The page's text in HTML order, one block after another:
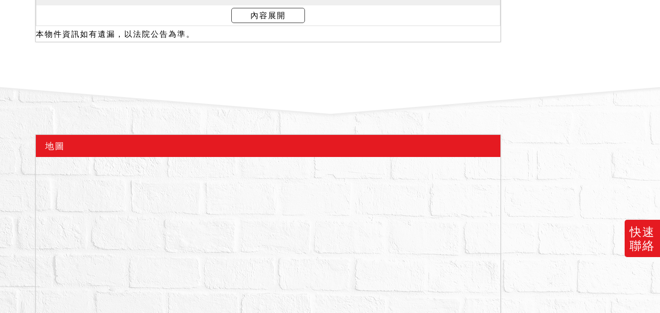
快速
聯絡
二、3095建號建物因未辦理建築物所有權第一次登記，拍定後無法逕持不動產權利移轉
證書辦理所有權移轉登記，且經經台北市建築管理工程處列為垂直屋頂增建違章建築，為
備註
一、上開不動產3宗合併拍賣，請投標人分別出價。
二、拍賣最低價額合計新台幣：16,550,000元，以總價最高者得標。
四、本件係變價分割共有物案件，依民法第824條第7項規定，除買受人為共有人外，共
有人有優先承買權，有二人以上行使優先承買權者，以抽籤定之。
內容展開
本物件資訊如有遺漏，以法院公告為準。
地圖